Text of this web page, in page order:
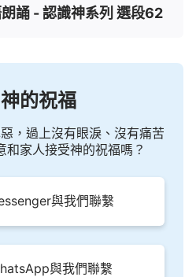
誦 - 認識神系列 選段62
的祝福
，過上沒有眼淚、沒有痛苦
和家人接受神的祝福嗎？
與我們聯繫
與我們聯繫